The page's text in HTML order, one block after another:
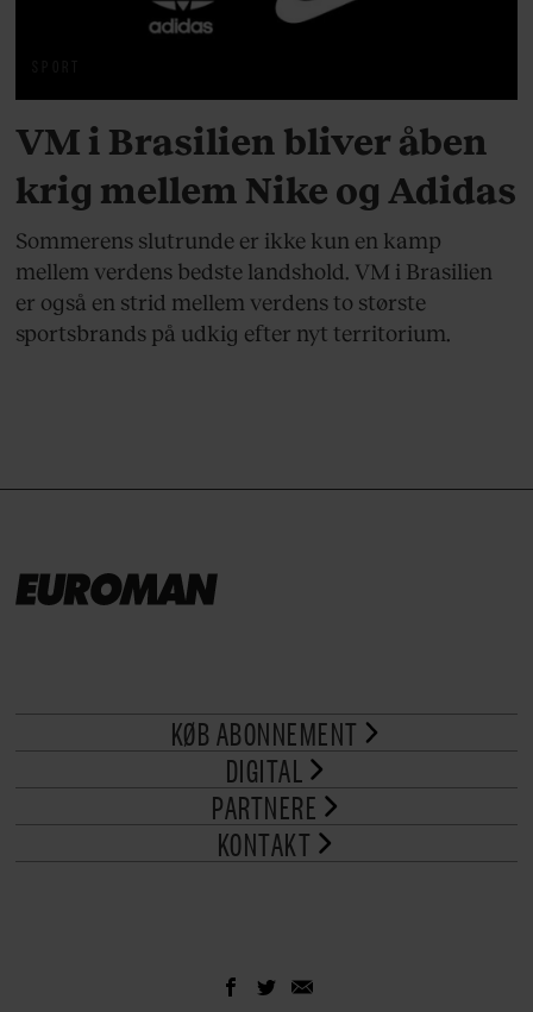
VM i Brasilien bliver åben
krig mellem Nike og Adidas
Sommerens slutrunde er ikke kun en kamp
mellem verdens bedste landshold. VM i Brasilien
er også en strid mellem verdens to største
sportsbrands på udkig efter nyt territorium.
KØB ABONNEMENT
DIGITAL
PARTNERE
KONTAKT